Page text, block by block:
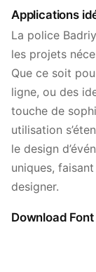
Applications
La police
les projets
Que ce soit
ligne, ou des
touche de
utilisation
le design
uniques,
designer.
Download Font